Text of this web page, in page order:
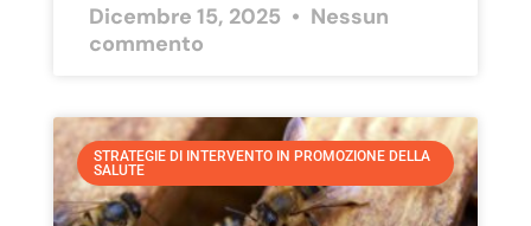
Dicembre 15, 2025
Nessun
commento
STRATEGIE DI INTERVENTO IN PROMOZIONE DELLA
SALUTE